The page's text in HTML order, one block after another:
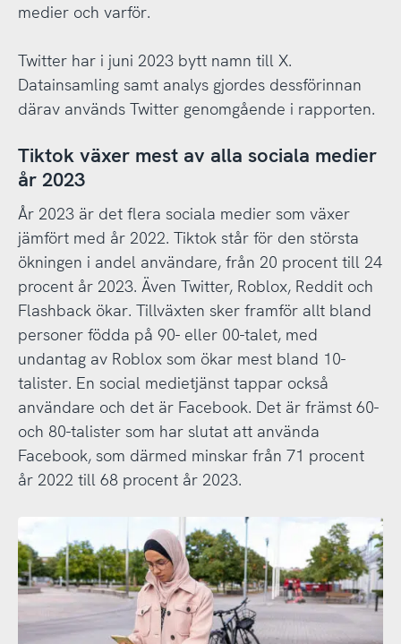
medier och varför.
Twitter har i juni 2023 bytt namn till X.
Datainsamling samt analys gjordes dessförinnan
därav används Twitter genomgående i rapporten.
Tiktok växer mest av alla sociala medier
år 2023
År 2023 är det flera sociala medier som växer
jämfört med år 2022. Tiktok står för den största
ökningen i andel användare, från 20 procent till 24
procent år 2023. Även Twitter, Roblox, Reddit och
Flashback ökar. Tillväxten sker framför allt bland
personer födda på 90- eller 00-talet, med
undantag av Roblox som ökar mest bland 10-
talister. En social medietjänst tappar också
användare och det är Facebook. Det är främst 60-
och 80-talister som har slutat att använda
Facebook, som därmed minskar från 71 procent
år 2022 till 68 procent år 2023.